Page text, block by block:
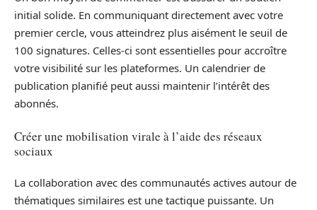
initial solide. En communiquant directement avec votre
premier cercle, vous atteindrez plus aisément le seuil de
100 signatures. Celles-ci sont essentielles pour accroître
votre visibilité sur les plateformes. Un calendrier de
publication planifié peut aussi maintenir l’intérêt des
abonnés.
Créer une mobilisation virale à l’aide des réseaux
sociaux
La collaboration avec des communautés actives autour de
thématiques similaires est une tactique puissante. Un